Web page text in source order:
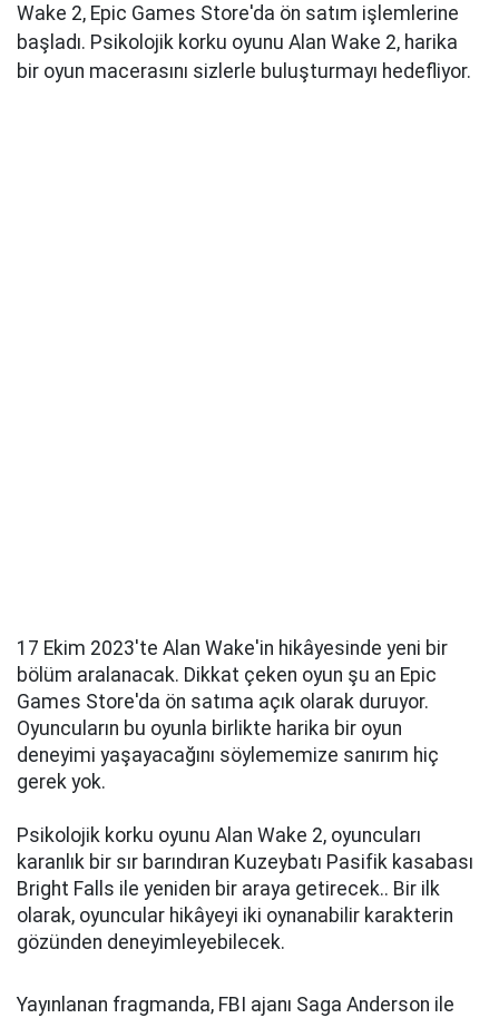
Wake 2, Epic Games Store'da ön satım işlemlerine
başladı. Psikolojik korku oyunu Alan Wake 2, harika
bir oyun macerasını sizlerle buluşturmayı hedefliyor.
17 Ekim 2023'te Alan Wake'in hikâyesinde yeni bir
bölüm aralanacak. Dikkat çeken oyun şu an Epic
Games Store'da ön satıma açık olarak duruyor.
Oyuncuların bu oyunla birlikte harika bir oyun
deneyimi yaşayacağını söylememize sanırım hiç
gerek yok.
Psikolojik korku oyunu Alan Wake 2, oyuncuları
karanlık bir sır barındıran Kuzeybatı Pasifik kasabası
Bright Falls ile yeniden bir araya getirecek.. Bir ilk
olarak, oyuncular hikâyeyi iki oynanabilir karakterin
gözünden deneyimleyebilecek.
Yayınlanan fragmanda, FBI ajanı Saga Anderson ile